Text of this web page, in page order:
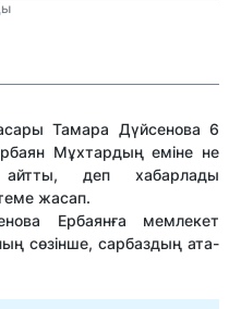
Тамара Дүйсенова 6
Мұхтардың еміне не
деп хабарлады
жасап.
Ербаянға мемлекет
сөзінше, сарбаздың ата-